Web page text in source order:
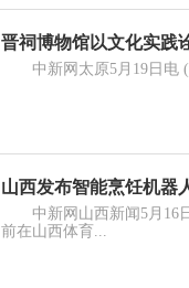
晋祠博物馆以文化实践
中新网太原5月19日电 (
山西发布智能烹饪机器
中新网山西新闻5月16日
前在山西体育...